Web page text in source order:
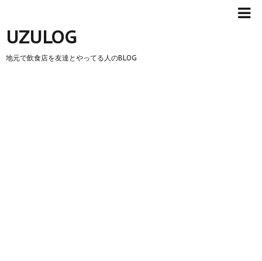
UZULOG
地元で飲食店を友達とやってる人のBLOG